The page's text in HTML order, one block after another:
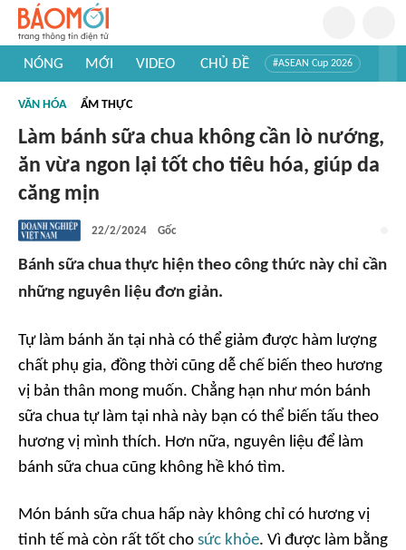
NÓNG MỚI VIDEO CHỦ ĐỀ #ASEAN Cup 2026
#Khám phá thế giới
VĂN HÓA ẨM THỰC
Làm bánh sữa chua không cần lò nướng,
ăn vừa ngon lại tốt cho tiêu hóa, giúp da
căng mịn
22/2/2024 Gốc
Bánh sữa chua thực hiện theo công thức này chỉ cần
những nguyên liệu đơn giản.
Tự làm bánh ăn tại nhà có thể giảm được hàm lượng
chất phụ gia, đồng thời cũng dễ chế biến theo hương
vị bản thân mong muốn. Chẳng hạn như món bánh
sữa chua tự làm tại nhà này bạn có thể biến tấu theo
hương vị mình thích. Hơn nữa, nguyên liệu để làm
bánh sữa chua cũng không hề khó tìm.
Món bánh sữa chua hấp này không chỉ có hương vị
tinh tế mà còn rất tốt cho sức khỏe. Vì được làm bằng